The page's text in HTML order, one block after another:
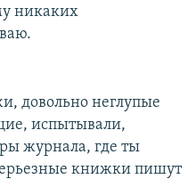
никаких
довольно неглупые
испытывали,
журнала, где ты
книжки пишут